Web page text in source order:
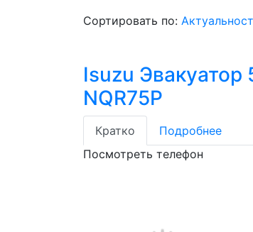
Сортировать по:
Isuzu Эвакуатор
NQR75P
Кратко
Подробнее
Посмотреть телефон